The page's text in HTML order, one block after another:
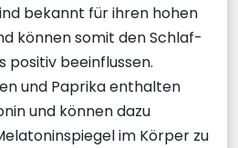
bekannt für ihren hohen
können somit den Schlaf-
positiv beeinflussen.
und Paprika enthalten
und können dazu
im Körper zu